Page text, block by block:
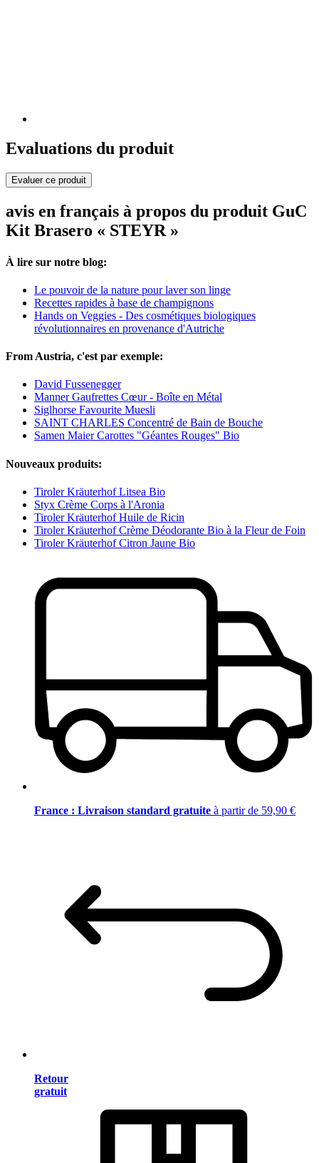
Evaluations du produit
Evaluer ce produit
avis en français à propos du produit GuC
Kit Brasero « STEYR »
À lire sur notre blog:
Le pouvoir de la nature pour laver son linge
Recettes rapides à base de champignons
Hands on Veggies - Des cosmétiques biologiques
révolutionnaires en provenance d'Autriche
From Austria, c'est par exemple:
David Fussenegger
Manner Gaufrettes Cœur - Boîte en Métal
Siglhorse Favourite Muesli
SAINT CHARLES Concentré de Bain de Bouche
Samen Maier Carottes "Géantes Rouges" Bio
Nouveaux produits:
Tiroler Kräuterhof Litsea Bio
Styx Crème Corps à l'Aronia
Tiroler Kräuterhof Huile de Ricin
Tiroler Kräuterhof Crème Déodorante Bio à la Fleur de Foin
Tiroler Kräuterhof Citron Jaune Bio
France : Livraison standard gratuite à partir de 59,90 €
Retour
gratuit